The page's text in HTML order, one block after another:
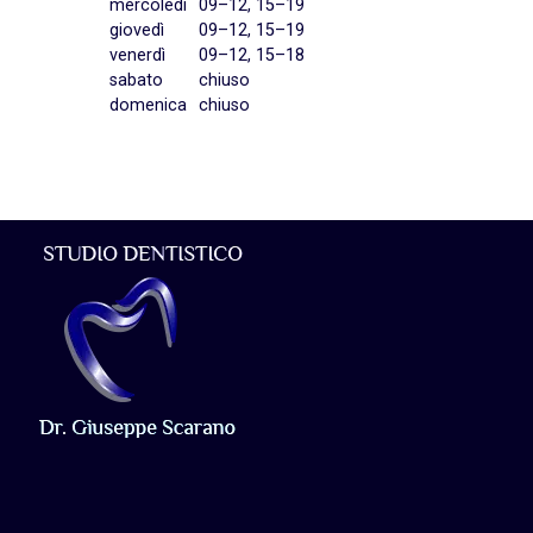
mercoledì
09–12, 15–19
giovedì
09–12, 15–19
venerdì
09–12, 15–18
sabato
chiuso
domenica chiuso